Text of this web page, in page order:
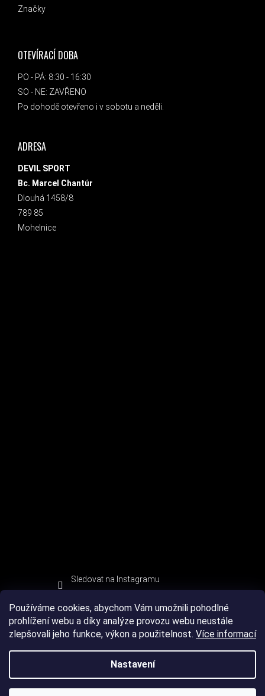
Používáme cookies, abychom Vám umožnili pohodlné
prohlížení webu a díky analýze provozu webu neustále
zlepšovali jeho funkce, výkon a použitelnost. Více informací
Nastavení
Značky
OTEVÍRACÍ DOBA
PO - PÁ: 8:30 - 16:30
SO - NE: ZAVŘENO
Po dohodě otevřeno i v sobotu a neděli.
ADRESA
DEVIL SPORT
Bc. Marcel Chantúr
Dlouhá 1458/8
789 85
Mohelnice
Sledovat na Instagramu